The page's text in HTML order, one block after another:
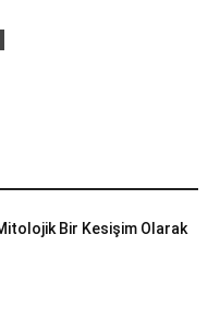
Bir Kesişim Olarak